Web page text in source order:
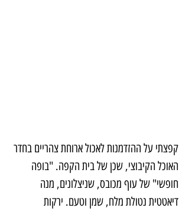
קפצתי על ההזדמנות לאכול ארוחת צהריים בחדר
האוכל הקיבוצי, שכן של בית הקפה. "בופה
חופשי" של עוף מכובס, שניצלונים, מנה
דיאטטית נטולת מלח, שמן וטעם. ירקות